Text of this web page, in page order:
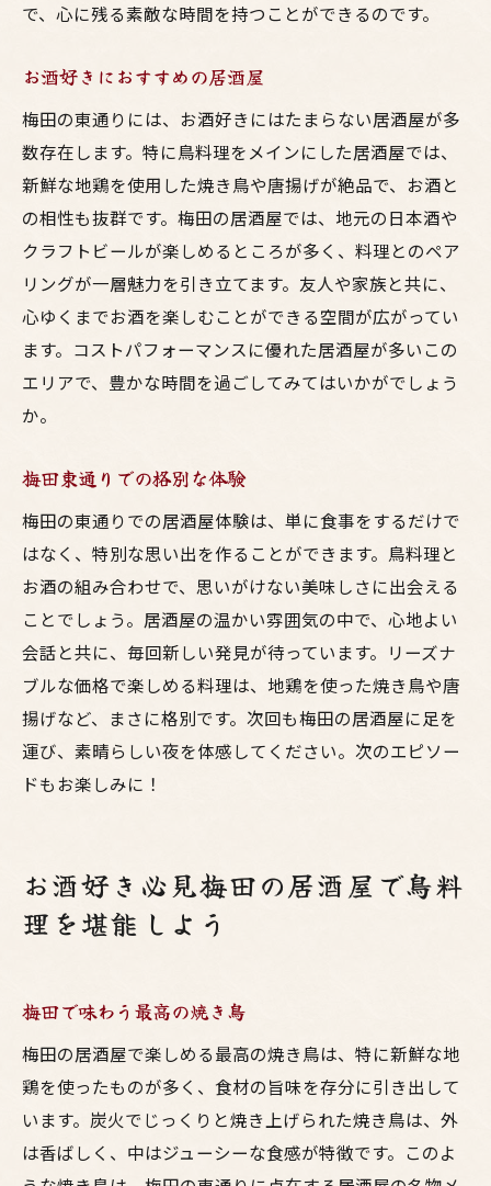
で、心に残る素敵な時間を持つことができるのです。
お酒好きにおすすめの居酒屋
梅田の東通りには、お酒好きにはたまらない居酒屋が多
数存在します。特に鳥料理をメインにした居酒屋では、
新鮮な地鶏を使用した焼き鳥や唐揚げが絶品で、お酒と
の相性も抜群です。梅田の居酒屋では、地元の日本酒や
クラフトビールが楽しめるところが多く、料理とのペア
リングが一層魅力を引き立てます。友人や家族と共に、
心ゆくまでお酒を楽しむことができる空間が広がってい
ます。コストパフォーマンスに優れた居酒屋が多いこの
エリアで、豊かな時間を過ごしてみてはいかがでしょう
か。
梅田東通りでの格別な体験
梅田の東通りでの居酒屋体験は、単に食事をするだけで
はなく、特別な思い出を作ることができます。鳥料理と
お酒の組み合わせで、思いがけない美味しさに出会える
ことでしょう。居酒屋の温かい雰囲気の中で、心地よい
会話と共に、毎回新しい発見が待っています。リーズナ
ブルな価格で楽しめる料理は、地鶏を使った焼き鳥や唐
揚げなど、まさに格別です。次回も梅田の居酒屋に足を
運び、素晴らしい夜を体感してください。次のエピソー
ドもお楽しみに！
お酒好き必見梅田の居酒屋で鳥料
理を堪能しよう
梅田で味わう最高の焼き鳥
梅田の居酒屋で楽しめる最高の焼き鳥は、特に新鮮な地
鶏を使ったものが多く、食材の旨味を存分に引き出して
います。炭火でじっくりと焼き上げられた焼き鳥は、外
は香ばしく、中はジューシーな食感が特徴です。このよ